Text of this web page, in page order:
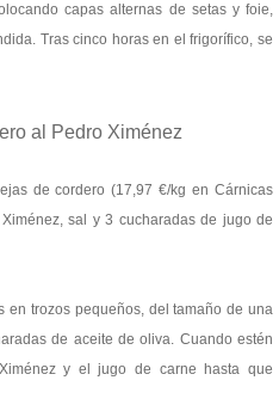
capas alternas de setas y foie,
Tras cinco horas en el frigorífico, se
al Pedro Ximénez
de cordero (17,97 €/kg en Cárnicas
sal y 3 cucharadas de jugo de
en trozos pequeños, del tamaño de una
de aceite de oliva. Cuando estén
y el jugo de carne hasta que